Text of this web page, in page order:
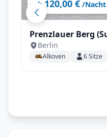
ab 120,00 € /Nacht
Prenzlauer Berg
Berlin
Alkoven 6Sitze